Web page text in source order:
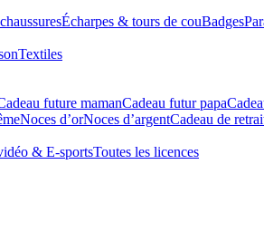
Écharpes & tours de couBadges
Textiles
future mamanCadeau futur papa
Noces d’orNoces d’argentCadeau de
& E-sportsToutes les licences